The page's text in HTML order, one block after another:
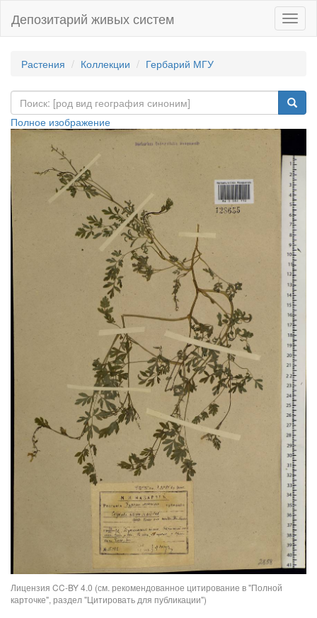
Депозитарий живых систем
Растения Коллекции Гербарий МГУ
Полное изображение
Лицензия CC-BY 4.0 (см. рекомендованное цитирование в "Полной
карточке", раздел "Цитировать для публикации")